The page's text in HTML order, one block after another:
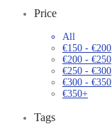
Price
All
€150 - €200
€200 - €250
€250 - €300
€300 - €350
€350+
Tags